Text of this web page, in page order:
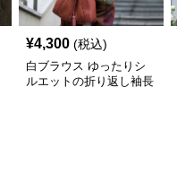
¥4,300 (税込)
白ブラウス ゆったりシ
ルエットの折り返し袖長